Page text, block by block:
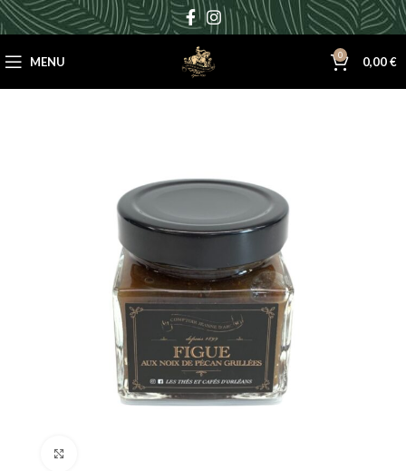
MENU 0 0,00€